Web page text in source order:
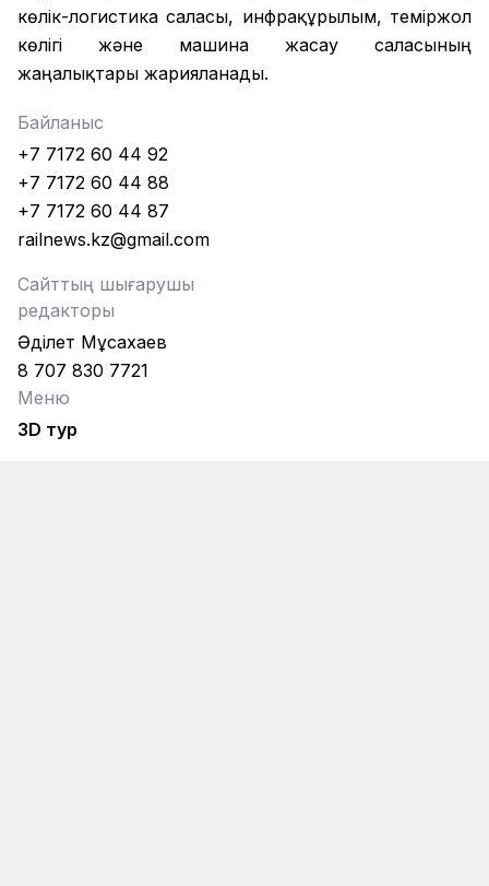
көлік-логистика саласы, инфрақұрылым, теміржол
көлігі және машина жасау саласының
жаңалықтары жарияланады.
Байланыс
+7 7172 60 44 92
+7 7172 60 44 88
+7 7172 60 44 87
railnews.kz@gmail.com
Сайттың шығарушы
редакторы
Әділет Мұсахаев
8 707 830 7721
Меню
3D тур